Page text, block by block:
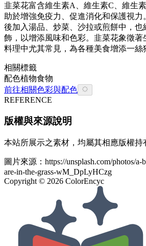
韭菜花富含維生素A、維生素C、維生
助於增強免疫力、促進消化和保護視
後加入湯品、炒菜、沙拉或煎餅中，也
飾，以增添風味和色彩。韭菜花象徵著
料理中尤其常見，為各種美食增添一絲
相關標籤
配色植物食物
前往相關色彩與配色
REFERENCE
版權與來源說明
本站所展示之素材，均屬其相應版權持
圖片來源： https://unsplash.com/photos/
are-in-the-grass-wM_DpLyHCzg
Copyright © 2026 ColorEncyc